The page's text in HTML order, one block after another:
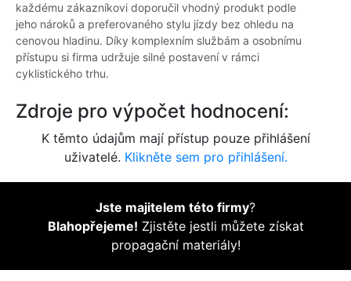
každému zákazníkovi doporučil vhodný produkt podle
jeho nároků a preferovaného stylu jízdy bez ohledu na
cenovou hladinu. Díky komplexním službám a osobnímu
přístupu si firma udržuje silné postavení v rámci
cyklistického trhu.
Zdroje pro výpočet hodnocení:
K těmto údajům mají přístup pouze přihlášení
uživatelé. Klikněte sem pro přihlášení.
Jste majitelem této firmy?
Blahopřejeme! Zjistěte jestli můžete získat
propagační materiály!